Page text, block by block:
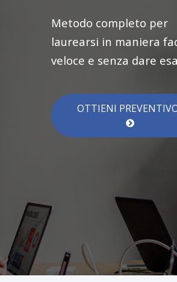
Metodo completo per
laurearsi in maniera
veloce e senza dare
OTTIENI